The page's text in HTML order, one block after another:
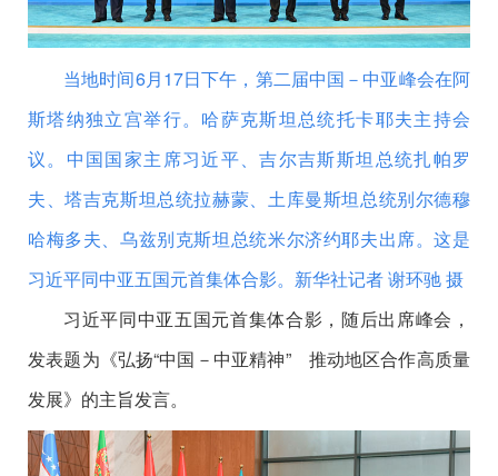
当地时间6月17日下午，第二届中国－中亚峰会在阿
斯塔纳独立宫举行。哈萨克斯坦总统托卡耶夫主持会
议。中国国家主席习近平、吉尔吉斯斯坦总统扎帕罗
夫、塔吉克斯坦总统拉赫蒙、土库曼斯坦总统别尔德穆
哈梅多夫、乌兹别克斯坦总统米尔济约耶夫出席。这是
习近平同中亚五国元首集体合影。 新华社记者 谢环驰 摄
习近平同中亚五国元首集体合影，随后出席峰会，
发表题为《弘扬“中国－中亚精神” 推动地区合作高质量
发展》的主旨发言。